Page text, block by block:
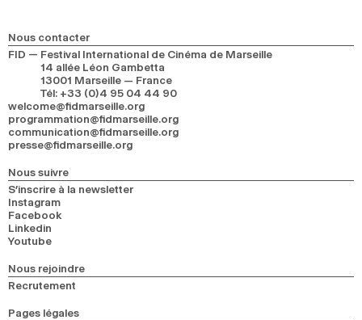
Nous contacter
FID — Festival International de Cinéma de Marseille
14 allée Léon Gambetta
13001 Marseille — France
Tél: +33 (0)4 95 04 44 90
welcome@fidmarseille.org
programmation@fidmarseille.org
communication@fidmarseille.org
presse@fidmarseille.org
Nous suivre
S’inscrire à la newsletter
Instagram
Facebook
Linkedin
Youtube
Nous rejoindre
Recrutement
Pages légales